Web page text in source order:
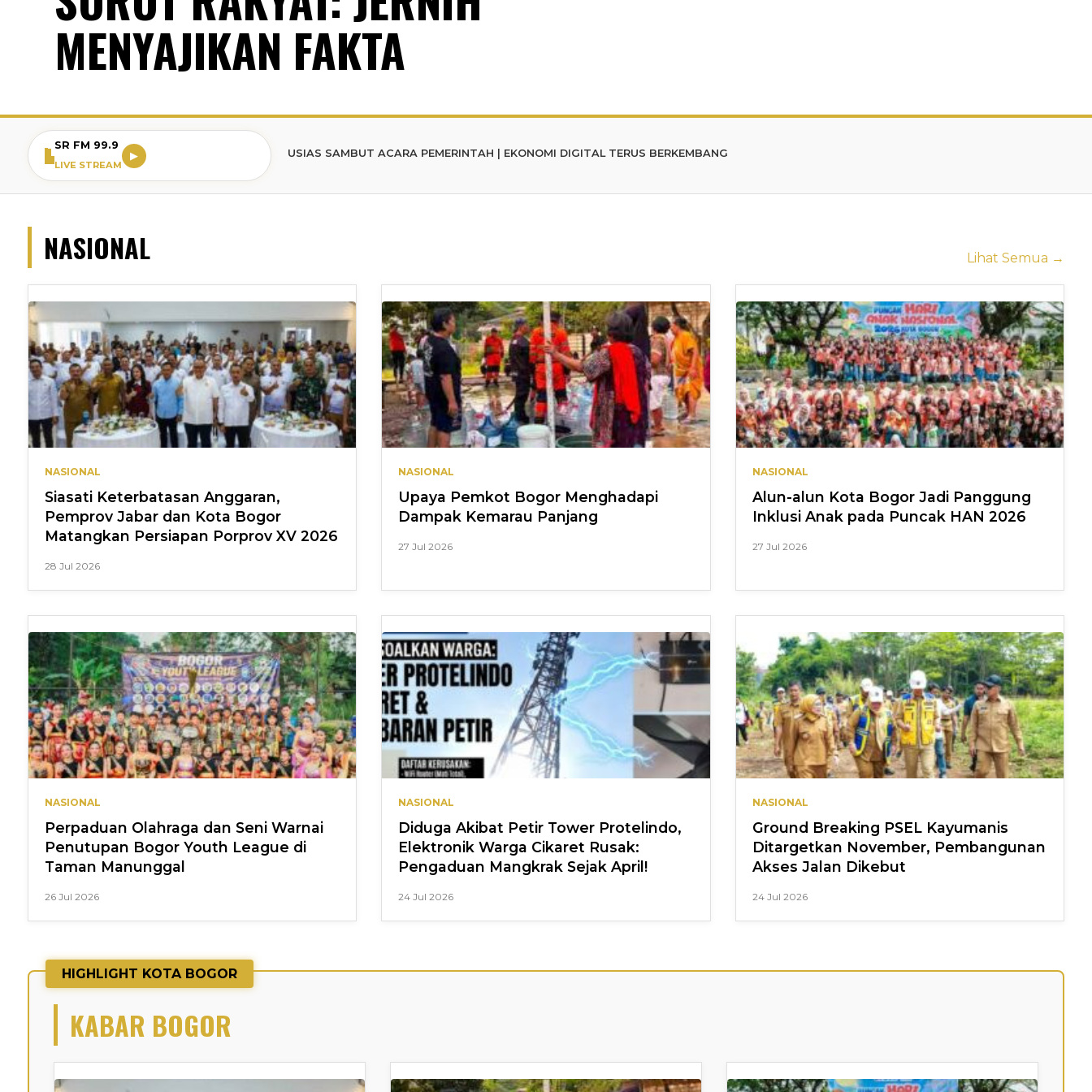
MENYAJIKAN FAKTA
SR FM 99.9
LIVE STREAM
▶
BREAKING NEWS: WARGA BOGOR ANTUSIAS SAMBUT ACARA PEMERINTAH | EKONOMI DIGITAL TERUS BERKEMBANG
NASIONAL Lihat Semua →
NASIONAL
Siasati Keterbatasan Anggaran,
Pemprov Jabar dan Kota Bogor
Matangkan Persiapan Porprov XV 2026
28 Jul 2026
NASIONAL
Upaya Pemkot Bogor Menghadapi
Dampak Kemarau Panjang
27 Jul 2026
NASIONAL
Alun-alun Kota Bogor Jadi Panggung
Inklusi Anak pada Puncak HAN 2026
27 Jul 2026
NASIONAL
Perpaduan Olahraga dan Seni Warnai
Penutupan Bogor Youth League di
Taman Manunggal
26 Jul 2026
NASIONAL
Diduga Akibat Petir Tower Protelindo,
Elektronik Warga Cikaret Rusak:
Pengaduan Mangkrak Sejak April!
24 Jul 2026
NASIONAL
Ground Breaking PSEL Kayumanis
Ditargetkan November, Pembangunan
Akses Jalan Dikebut
24 Jul 2026
HIGHLIGHT KOTA BOGOR
KABAR BOGOR